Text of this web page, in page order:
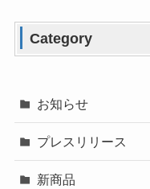
Category
お知らせ
プレスリリース
新商品